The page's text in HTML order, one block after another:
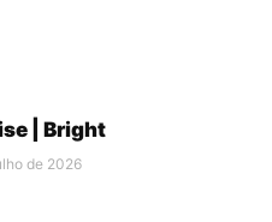
| Bright
de 2026